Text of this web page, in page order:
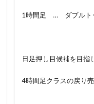
1時間足 … ダブルト
日足押し目候補を目指
4時間足クラスの戻り売